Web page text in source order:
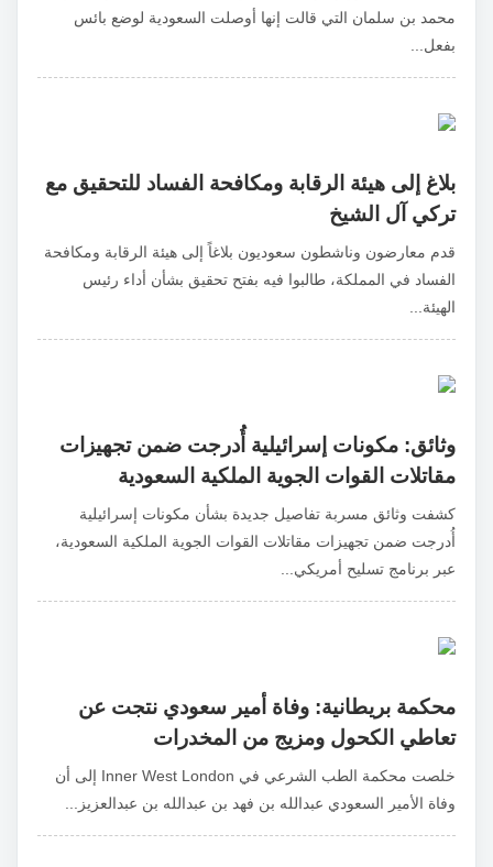
محمد بن سلمان التي قالت إنها أوصلت السعودية لوضع بائس
بفعل...
بلاغ إلى هيئة الرقابة ومكافحة الفساد للتحقيق مع
تركي آل الشيخ
قدم معارضون وناشطون سعوديون بلاغاً إلى هيئة الرقابة ومكافحة
الفساد في المملكة، طالبوا فيه بفتح تحقيق بشأن أداء رئيس
الهيئة...
وثائق: مكونات إسرائيلية أُدرجت ضمن تجهيزات
مقاتلات القوات الجوية الملكية السعودية
كشفت وثائق مسربة تفاصيل جديدة بشأن مكونات إسرائيلية
أُدرجت ضمن تجهيزات مقاتلات القوات الجوية الملكية السعودية،
عبر برنامج تسليح أمريكي...
محكمة بريطانية: وفاة أمير سعودي نتجت عن
تعاطي الكحول ومزيج من المخدرات
خلصت محكمة الطب الشرعي في Inner West London إلى أن
وفاة الأمير السعودي عبدالله بن فهد بن عبدالله بن عبدالعزيز...